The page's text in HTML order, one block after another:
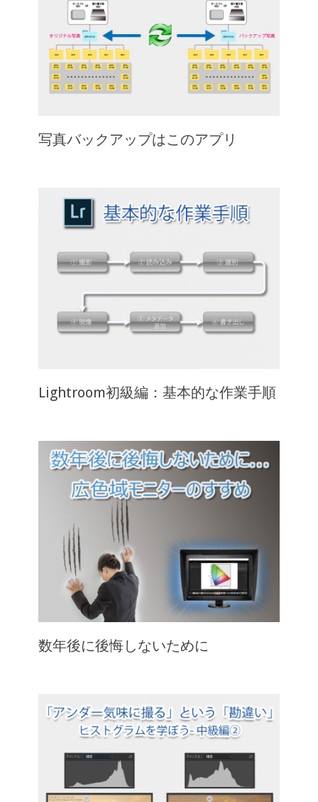
写真バックアップはこのアプリ
Lightroom初級編：基本的な作業手順
数年後に後悔しないために